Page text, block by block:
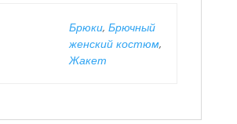
Брюки, Брючный
женский костюм,
Жакет